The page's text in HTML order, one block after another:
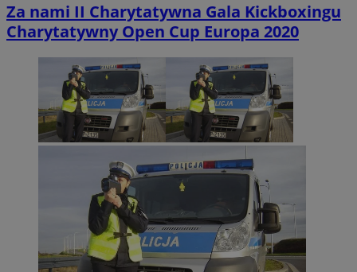
Za nami II Charytatywna Gala Kickboxingu
Charytatywny Open Cup Europa 2020